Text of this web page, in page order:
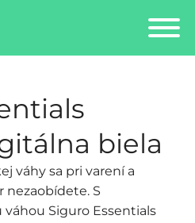
biela
váhy sa pri varení a
S
Siguro Essentials